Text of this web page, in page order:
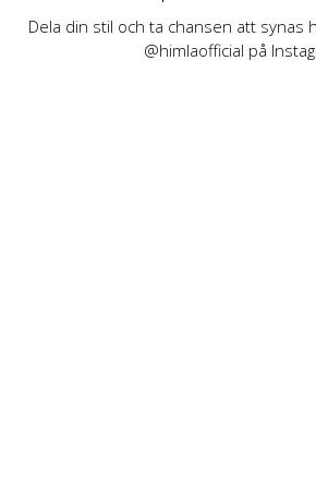
Dela din stil och ta chansen att synas
@himlaofficial på